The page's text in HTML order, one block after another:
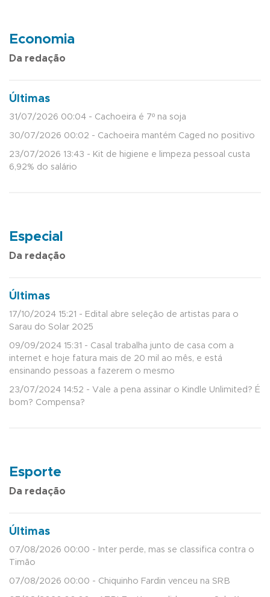
Economia
Da redação
Últimas
31/07/2026 00:04 - Cachoeira é 7º na soja
30/07/2026 00:02 - Cachoeira mantém Caged no positivo
23/07/2026 13:43 - Kit de higiene e limpeza pessoal custa
6,92% do salário
Especial
Da redação
Últimas
17/10/2024 15:21 - Edital abre seleção de artistas para o
Sarau do Solar 2025
09/09/2024 15:31 - Casal trabalha junto de casa com a
internet e hoje fatura mais de 20 mil ao mês, e está
ensinando pessoas a fazerem o mesmo
23/07/2024 14:52 - Vale a pena assinar o Kindle Unlimited? É
bom? Compensa?
Esporte
Da redação
Últimas
07/08/2026 00:00 - Inter perde, mas se classifica contra o
Timão
07/08/2026 00:00 - Chiquinho Fardin venceu na SRB